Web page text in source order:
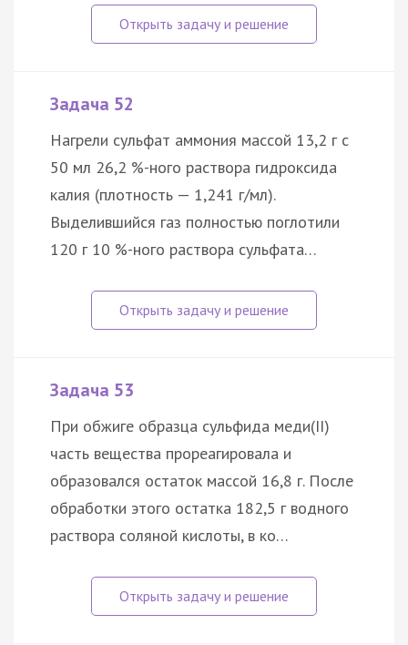
Задача 52
Нагрели сульфат аммония массой 13,2 г с
50 мл 26,2 %-ного раствора гидроксида
калия (плотность — 1,241 г/мл).
Выделившийся газ полностью поглотили
120 г 10 %-ного раствора сульфата…
Задача 53
При обжиге образца сульфида меди(II)
часть вещества прореагировала и
образовался остаток массой 16,8 г. После
обработки этого остатка 182,5 г водного
раствора соляной кислоты, в ко…